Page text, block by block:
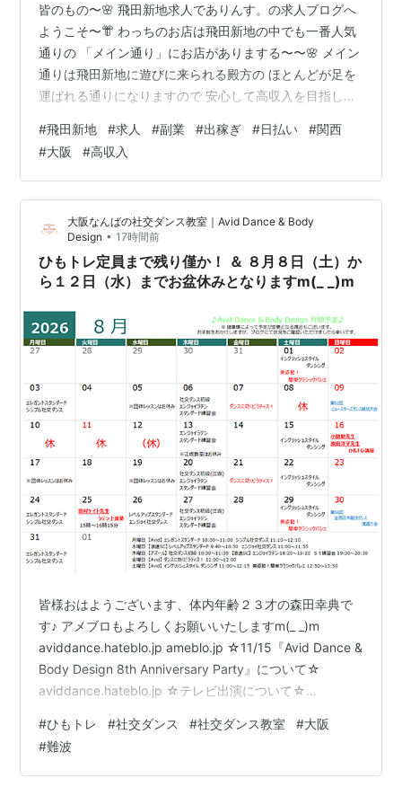
皆のもの〜🌸 飛田新地求人でありんす。の求人ブログへ
ようこそ〜👘 わっちのお店は飛田新地の中でも一番人気
通りの 「メイン通り」にお店がありまする〜〜🌸 メイン
通りは飛田新地に遊びに来られる殿方の ほとんどが足を
運ばれる通りになりますので 安心して高収入を目指した
✨ 飛田新地求人担当、もしくはわっちが即レスで 返信を
いたしまする〜♪ 飛田新地求人 副業としても選べます🌸
「もう少し自由に使えるお金がほしい！」「昼職のお給
料だけでは物足りない…」そんな理由から、副業として
夜職を始める女の子が増えています✨ 最近では、本業を
続けながら空いた時間を …
#飛田新地 #求人 #副業 #出稼ぎ #日払い #関西
#大阪 #高収入
大阪なんばの社交ダンス教室｜Avid Dance & Body
Design • 17時間前
ひもトレ定員まで残り僅か！ ＆ ８月８日（土）か
ら１２日（水）までお盆休みとなりますm(_ _)m
皆様おはようございます、体内年齢２３才の森田幸典で
す♪ アメブロもよろしくお願いいたしますm(_ _)m
aviddance.hateblo.jp ameblo.jp ☆11/15『Avid Dance &
Body Design 8th Anniversary Party』について☆
aviddance.hateblo.jp ☆テレビ出演について☆
aviddance.hateblo.jp ☆２０２７年５月 ブラックプール
ダンスツアーについて☆ aviddance.hateblo.jp 本来の身
体を取り戻す！？ 姿勢矯正、…
#ひもトレ #社交ダンス #社交ダンス教室 #大阪
#難波